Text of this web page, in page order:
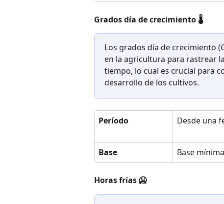
Grados día de crecimiento 🌡️
Los grados día de crecimiento
en la agricultura para rastrear
tiempo, lo cual es crucial para
desarrollo de los cultivos.
Período Desde una
Base Base mínima
Horas frías 🥶